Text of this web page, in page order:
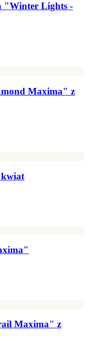
"Winter Lights -
Maxima" z
kwiat
Maxima" z